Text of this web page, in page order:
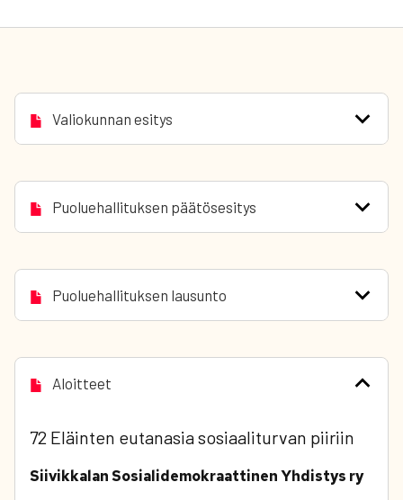
Valiokunnan esitys
Puoluehallituksen päätösesitys
Puoluehallituksen lausunto
Aloitteet
72 Eläinten eutanasia sosiaaliturvan piiriin
Siivikkalan Sosialidemokraattinen Yhdistys ry